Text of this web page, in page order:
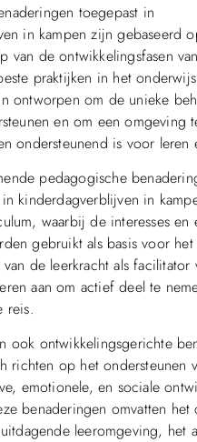
toegepast in
in kampen zijn gebaseerd
van de ontwikkelingsfasen
praktijken in het
ontworpen om de unieke
en om een omgeving
ondersteunend is voor leren
pedagogische
kinderdagverblijven in
waarbij de interesses en
gebruikt als basis voor
de leerkracht als facilitator
aan om actief deel te
reis.
ook ontwikkelingsgerichte
richten op het ondersteunen
emotionele, en sociale
benaderingen omvatten het
leeromgeving, het